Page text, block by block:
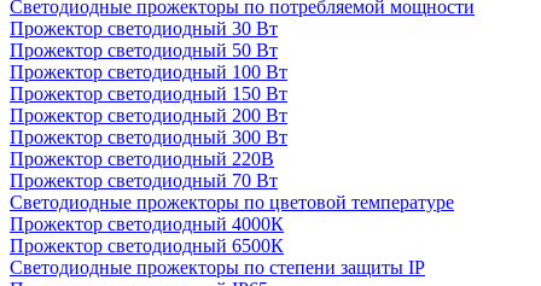
Светодиодные прожекторы по потребляемой мощности
Прожектор светодиодный 30 Вт
Прожектор светодиодный 50 Вт
Прожектор светодиодный 100 Вт
Прожектор светодиодный 150 Вт
Прожектор светодиодный 200 Вт
Прожектор светодиодный 300 Вт
Прожектор светодиодный 220В
Прожектор светодиодный 70 Вт
Светодиодные прожекторы по цветовой температуре
Прожектор светодиодный 4000К
Прожектор светодиодный 6500К
Светодиодные прожекторы по степени защиты IP